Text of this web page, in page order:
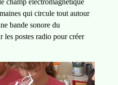
champ électromagnétique
qui circule tout autour
bande sonore du
les postes radio pour créer